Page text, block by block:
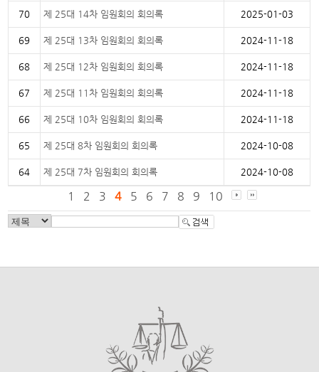
70 제 25대 14차 임원회의 회의록 2025-01-03
69 제 25대 13차 임원회의 회의록 2024-11-18
68 제 25대 12차 임원회의 회의록 2024-11-18
67 제 25대 11차 임원회의 회의록 2024-11-18
66 제 25대 10차 임원회의 회의록 2024-11-18
65 제 25대 8차 임원회의 회의록 2024-10-08
64 제 25대 7차 임원회의 회의록 2024-10-08
1 2 3 4 5 6 7 8 9 10